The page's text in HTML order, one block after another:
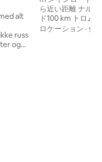
alt
russ
og
。
ら近い距離 ナルヴィク
ド100 km トロムソー200 km ハルスタッ
ド・ナルヴィク
ロケーション ·価